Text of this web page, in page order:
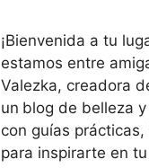
¡Bienvenida a tu
estamos entre
Valezka, creadora
un blog de belleza
con guías
para inspirarte en